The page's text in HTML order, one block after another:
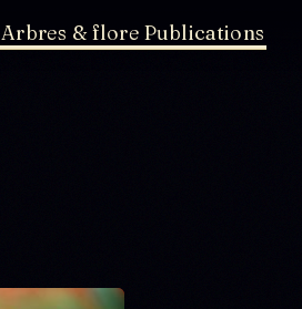
Arbres & flore Publications